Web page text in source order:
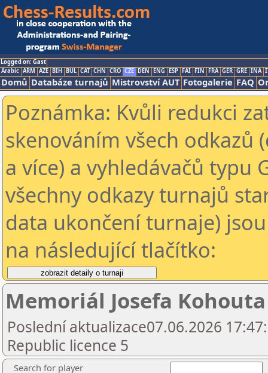
Logged on: Gast
Arabic ARM AZE BIH BUL CAT CHN CRO CZE DEN ENG ESP FAI FIN FRA GER GRE INA
Domů Databáze turnajů Mistrovství AUT Fotogalerie FAQ
Poznámka: Kvůli redukci
skenováním všech odkazů
a více) a vyhledávačů typu
všechny odkazy turnajů
data ukončení turnaje)
na následující tlačítko:
Memoriál Josefa
Poslední aktualizace07.06.2026
Republic licence 5
Search for player